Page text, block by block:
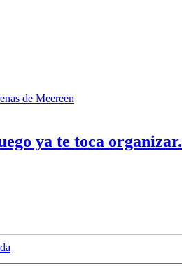
de Meereen
ya te toca organizar.